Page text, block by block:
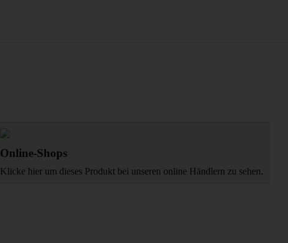
Online-Shops
Klicke hier um dieses Produkt bei unseren online Händlern zu sehen.